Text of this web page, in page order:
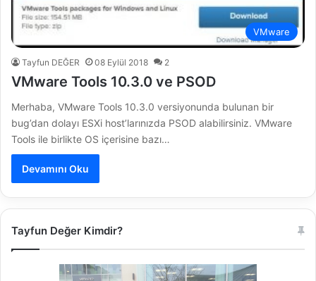
VMware
Tayfun DEĞER 08 Eylül 2018 2
VMware Tools 10.3.0 ve PSOD
Merhaba, VMware Tools 10.3.0 versiyonunda bulunan bir
bug’dan dolayı ESXi host’larınızda PSOD alabilirsiniz. VMware
Tools ile birlikte OS içerisine bazı…
Devamını Oku
Tayfun Değer Kimdir?